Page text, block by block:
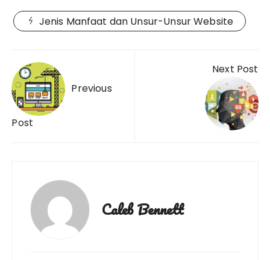
Jenis Manfaat dan Unsur-Unsur Website
Post
navigation
Previous
Post
Next Post
Caleb Bennett